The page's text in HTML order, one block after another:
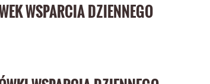
WSPARCIA DZIENNEGO